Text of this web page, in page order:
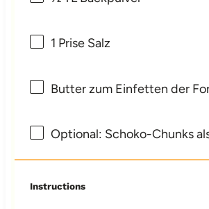
1 Prise Salz
Butter zum Einfetten der
Optional: Schoko-Chunks
Instructions